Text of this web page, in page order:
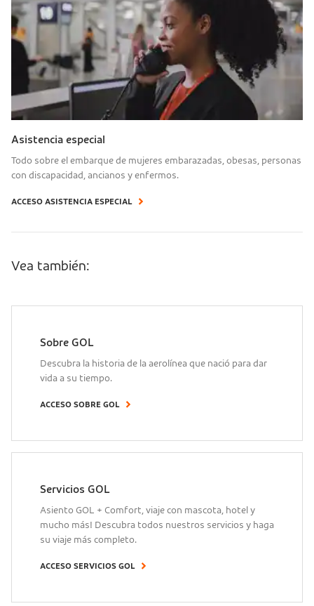
Asistencia especial
Todo sobre el embarque de mujeres embarazadas, obesas, personas
con discapacidad, ancianos y enfermos.
ACCESO ASISTENCIA ESPECIAL
Vea también:
Sobre GOL
Descubra la historia de la aerolínea que nació para dar
vida a su tiempo.
ACCESO SOBRE GOL
Servicios GOL
Asiento GOL + Comfort, viaje con mascota, hotel y
mucho más! Descubra todos nuestros servicios y haga
su viaje más completo.
ACCESO SERVICIOS GOL